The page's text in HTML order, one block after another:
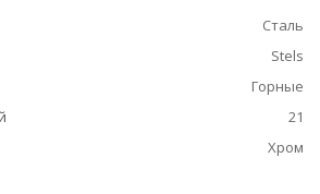
Сталь
Stels
Горные
21
Хром